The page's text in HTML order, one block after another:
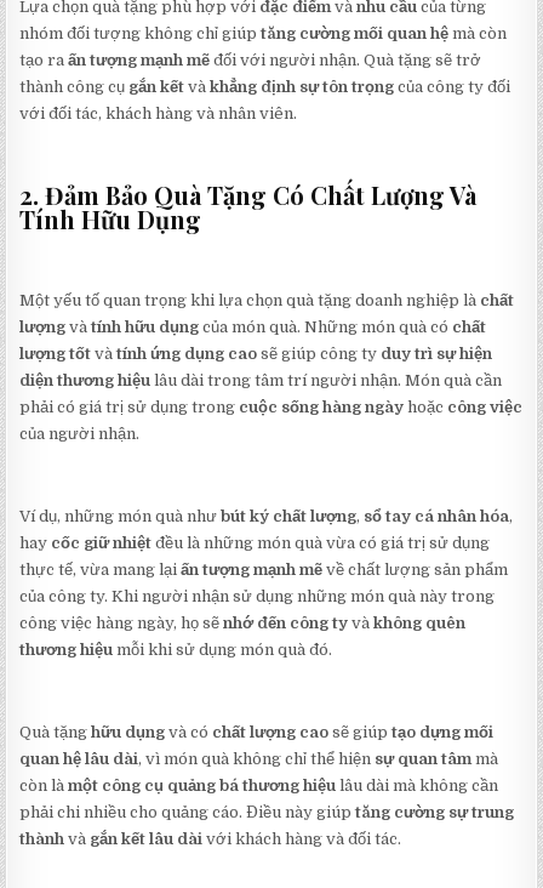
Lựa chọn quà tặng phù hợp với đặc điểmvànhu cầu của từng
nhóm đối tượng không chỉ giúptăng cường mối quan hệ mà còn
tạo raấn tượng mạnh mẽ đối với người nhận. Quà tặng sẽ trở
thành công cụ gắn kết vàkhẳng định sự tôn trọng của công ty đối
với đối tác, khách hàng và nhân viên.
2. Đảm Bảo Quà Tặng Có Chất Lượng Và
Tính Hữu Dụng
Một yếu tố quan trọng khi lựa chọn quà tặng doanh nghiệp là chất
lượng vàtính hữu dụng của món quà. Những món quà có chất
lượng tốt vàtính ứng dụng cao sẽ giúp công ty duy trì sự hiện
diện thương hiệu lâu dài trong tâm trí người nhận. Món quà cần
phải có giá trị sử dụng trong cuộc sống hàng ngày hoặc công việc
của người nhận.
Ví dụ, những món quà nhưbút ký chất lượng, sổ tay cá nhân hóa,
hay cốc giữ nhiệt đều là những món quà vừa có giá trị sử dụng
thực tế, vừa mang lạiấn tượng mạnh mẽ về chất lượng sản phẩm
của công ty. Khi người nhận sử dụng những món quà này trong
công việc hàng ngày, họ sẽnhớ đến công ty vàkhông quên
thương hiệu mỗi khi sử dụng món quà đó.
Quà tặnghữu dụng và có chất lượng cao sẽ giúptạo dựng mối
quan hệ lâu dài, vì món quà không chỉ thể hiện sự quan tâmmà
còn làmột công cụ quảng bá thương hiệu lâu dài mà không cần
phải chi nhiều cho quảng cáo. Điều này giúptăng cường sự trung
thành và gắn kết lâu dài với khách hàng và đối tác.